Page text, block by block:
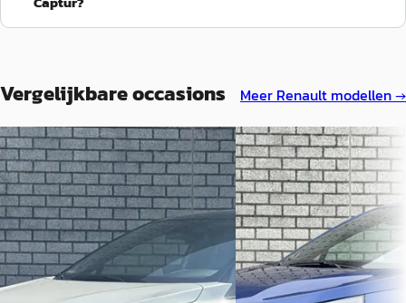
Vergelijkbare occasions Meer Renault modellen →
Renault Captur·2025
1.3 Mild Hybrid 160 Techno
€ 27.400
v.a. € 581/mnd
Boven markt
Renault Captur·2026
1.8 E-Tech Full Hybrid 160
Alpine
€ 34.900
v.a. € 740/mnd